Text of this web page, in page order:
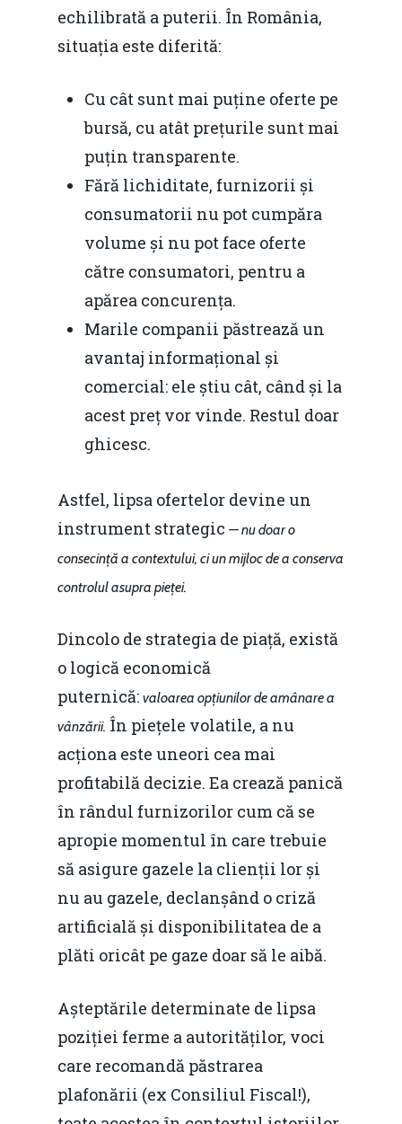
echilibrată a puterii. În România,
situația este diferită:
Cu cât sunt mai puține oferte pe
bursă, cu atât prețurile sunt mai
puțin transparente.
Fără lichiditate, furnizorii și
consumatorii nu pot cumpăra
volume și nu pot face oferte
către consumatori, pentru a
apărea concurența.
Marile companii păstrează un
avantaj informațional și
comercial: ele știu cât, când și la
acest preț vor vinde. Restul doar
ghicesc.
Astfel, lipsa ofertelor devine un
instrument strategic — nu doar o
consecință a contextului, ci un mijloc de a conserva
controlul asupra pieței.
Dincolo de strategia de piață, există
o logică economică
puternică: valoarea opțiunilor de amânare a
vânzării. În piețele volatile, a nu
acționa este uneori cea mai
profitabilă decizie. Ea crează panică
în rândul furnizorilor cum că se
apropie momentul în care trebuie
să asigure gazele la clienții lor și
nu au gazele, declanșând o criză
artificială și disponibilitatea de a
plăti oricât pe gaze doar să le aibă.
Așteptările determinate de lipsa
poziției ferme a autorităților, voci
care recomandă păstrarea
plafonării (ex Consiliul Fiscal!),